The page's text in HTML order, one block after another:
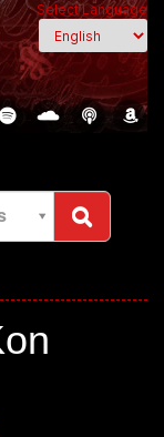
Select Language